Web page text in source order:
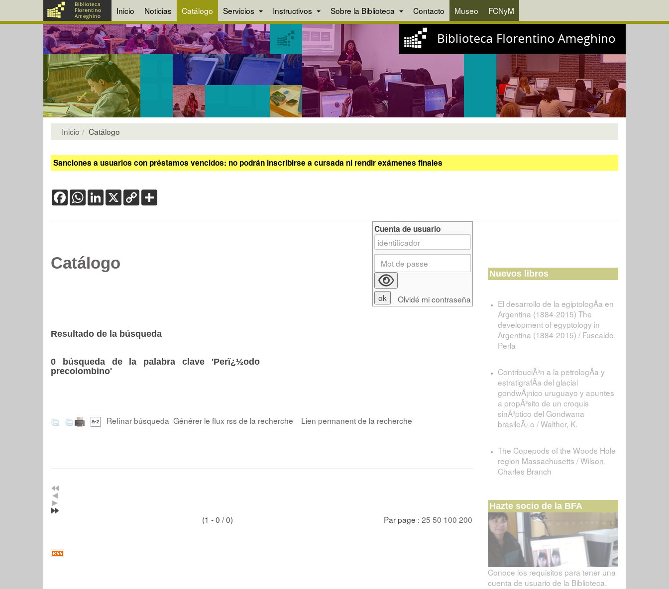
Inicio Noticias Catálogo Servicios Instructivos Sobre la Biblioteca Contacto Museo FCNyM
Inicio Catálogo
Sanciones a usuarios con préstamos vencidos: no podrán inscribirse a cursada ni rendir exámenes finales
FacebookWhatsApp
LinkedIn
X Copy
Link
Catálogo
Resultado de la búsqueda
0 búsqueda de la palabra clave 'Perï¿½odo
precolombino'
Refinar búsqueda Générer le flux rss de la recherche Lien permanent de la recherche
(1 - 0 / 0) Par page : 25 50 100 200
Cuenta de usuario
Olvidé mi contraseña
Nuevos libros
El desarrollo de la egiptologÃ­a en
Argentina (1884-2015) The
development of egyptology in
Argentina (1884-2015) / Fuscaldo,
Perla
ContribuciÃ³n a la petrologÃ­a y
estratigrafÃ­a del glacial
gondwÃ¡nico uruguayo y apuntes
a propÃ³sito de un croquis
sinÃ³ptico del Gondwana
brasileÃ±o / Walther, K.
The Copepods of the Woods Hole
region Massachusetts / Wilson,
Charles Branch
Hazte socio de la BFA
Conoce los requisitos para tener una
cuenta de usuario de la Biblioteca.